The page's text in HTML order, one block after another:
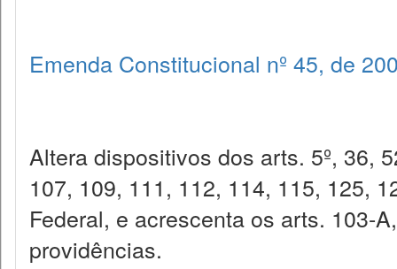
Emenda Constitucional nº 45, de
Altera dispositivos dos arts. 5º, 36,
107, 109, 111, 112, 114, 115, 125,
Federal, e acrescenta os arts. 103-
providências.